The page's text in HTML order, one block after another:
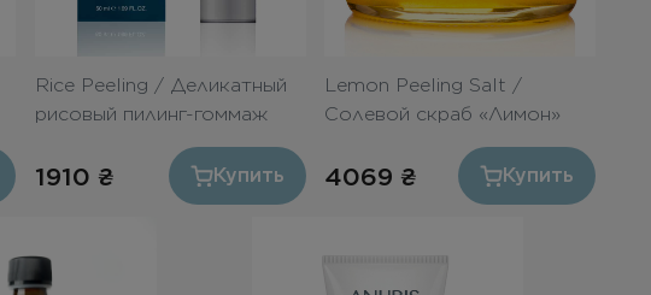
Rice Peeling / Деликатный
рисовый пилинг-гоммаж
1910 ₴ Купить
Lemon Peeling Salt /
Солевой скраб «Лимон»
4069 ₴ Купить